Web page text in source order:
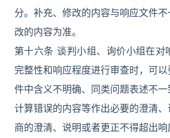
分。补充、修改的内容与响应文件
改的内容为准。
第十六条 谈判小组、询价小组在对
完整性和响应程度进行审查时，可
件中含义不明确、同类问题表述不
计算错误的内容等作出必要的澄清
商的澄清、说明或者更正不得超出